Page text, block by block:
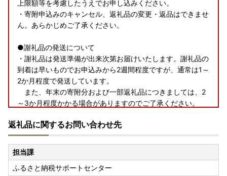
上限額等を考慮したうえでお申し込みください。
・寄附申込みのキャンセル、返礼品の変更・返品はできませ
ん。あらかじめご了承ください。
●謝礼品の発送について
・謝礼品は発送準備が出来次第お届けいたします。謝礼品の
到着は早いものでお申込みから2週間程度ですが、通常は1～
2か月程度で発送しています。
また、年末の寄附分および一部返礼品につきましては、2
～3か月程度かかる場合がありますのでご了承ください。
●長期不在・転居について
・ご寄附から3か月以内で3日間以上の不在日がある場合
や、転居予定がある場合は、申込時に備考欄に入力してくだ
さい。
返礼品に関するお問い合わせ先
担当課
ふるさと納税サポートセンター